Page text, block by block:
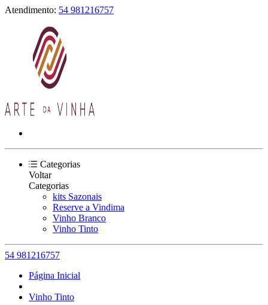
Atendimento: 54 981216757
Categorias
Voltar
Categorias
kits Sazonais
Reserve a Vindima
Vinho Branco
Vinho Tinto
54 981216757
Página Inicial
Vinho Tinto